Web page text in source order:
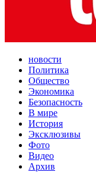
новости
Политика
Общество
Экономика
Безопасность
В мире
История
Эксклюзивы
Фото
Видео
Архив